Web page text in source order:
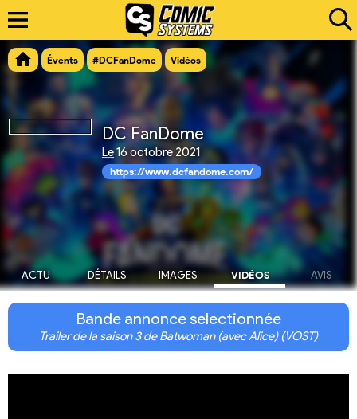
Évents #DCFanDome Vidéos
DC FanDome
Le16 octobre 2021
https://www.dcfandome.com/
ACTU DÉTAILS IMAGES VIDÉOS AVIS
Bande annonce selectionnée
Trailer de la saison 3 de Batwoman (avec Alice) (VOST)